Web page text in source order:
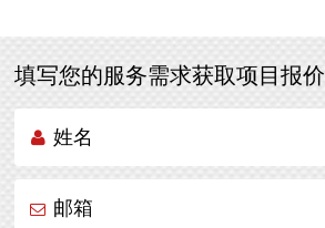
填写您的服务需求获取项目报价
姓名
邮箱